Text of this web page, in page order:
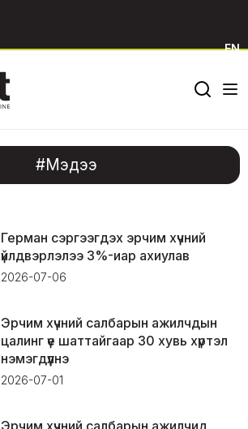
EN
#Мэдээ
Герман сэргээгдэх эрчим хүчний
үйлдвэрлэлээ 3%-иар ахиулав
2026-07-06
Эрчим хүчний салбарын ажилчдын
цалинг үе шаттайгаар 30 хувь хүртэл
нэмэгдүүлнэ
2026-07-01
Эрчим хүчний салбарын ажилчид